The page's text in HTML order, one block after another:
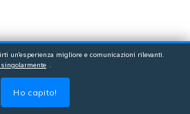
un'esperienza migliore e comunicazioni rilevanti.
singolarmente .
Ho capito!